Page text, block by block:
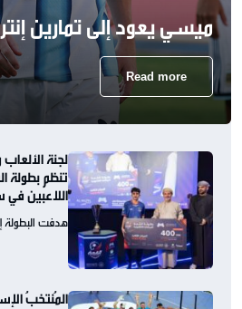
ميسي يعود إلى تمارين
Read more
لجنة الألعاب
تنظم بطولة
اللاعبين
هدفت البطولة
المُنتخبُ